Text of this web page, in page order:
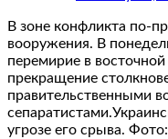
В зоне конфликта по-
вооружения. В
перемирие в
прекращение
правительственными
угрозе его срыва.